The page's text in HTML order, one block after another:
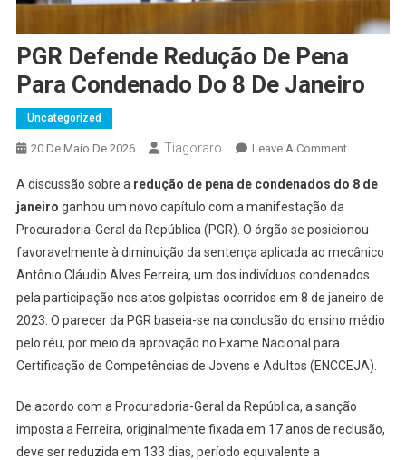
PGR Defende Redução De Pena
Para Condenado Do 8 De Janeiro
Uncategorized
20 De Maio De 2026 Tiagoraro Leave A CommentOn
Defende
De
Pena
Para
Janeiro
A discussão sobre a redução de pena de condenados do 8 de
janeiro ganhou um novo capítulo com a manifestação da
Procuradoria-Geral da República (PGR). O órgão se posicionou
favoravelmente à diminuição da sentença aplicada ao mecânico
Antônio Cláudio Alves Ferreira, um dos indivíduos condenados
pela participação nos atos golpistas ocorridos em 8 de janeiro de
2023. O parecer da PGR baseia-se na conclusão do ensino médio
pelo réu, por meio da aprovação no Exame Nacional para
Certificação de Competências de Jovens e Adultos (ENCCEJA).
De acordo com a Procuradoria-Geral da República, a sanção
imposta a Ferreira, originalmente fixada em 17 anos de reclusão,
deve ser reduzida em 133 dias, período equivalente a